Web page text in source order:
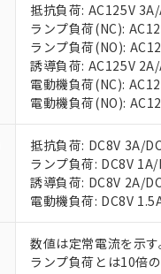
抵抗負荷: AC125V
ランプ負荷(NC):
ランプ負荷(NO):
誘導負荷: AC125V
電動機負荷(NC):
電動機負荷(NO):
抵抗負荷: DC8V 3A/
ランプ負荷: DC8V
誘導負荷: DC8V 2A/
電動機負荷: DC8V
数値は定常電流を示す
ランプ負荷とは10倍
ご利用条件
以下の条件をお読
※1 対応状況
対応済み：EU
対応予定：EU
対応予定なし：
調査・確認中：
非該当品：ライセ
仕入先様の事情に
があります。
※1 中国